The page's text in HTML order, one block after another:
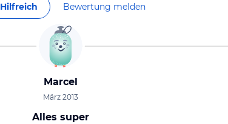
Hilfreich Bewertung melden
Marcel
März 2013
Alles super